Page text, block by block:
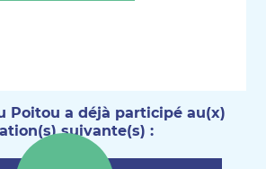
Poitou a déjà participé au(x)
suivante(s) :